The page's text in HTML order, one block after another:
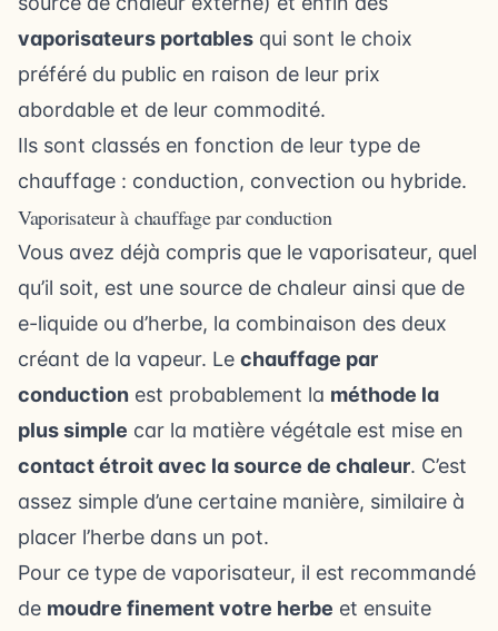
vaporisateurs portables qui sont le choix
préféré du public en raison de leur prix
abordable et de leur commodité.
Ils sont classés en fonction de leur type de
chauffage : conduction, convection ou hybride.
Vaporisateur à chauffage par conduction
Vous avez déjà compris que le vaporisateur, quel
qu’il soit, est une source de chaleur ainsi que de
e-liquide ou d’herbe, la combinaison des deux
créant de la vapeur. Le chauffage par
conduction est probablement la méthode la
plus simple car la matière végétale est mise en
contact étroit avec la source de chaleur. C’est
assez simple d’une certaine manière, similaire à
placer l’herbe dans un pot.
Pour ce type de vaporisateur, il est recommandé
de moudre finement votre herbe et ensuite